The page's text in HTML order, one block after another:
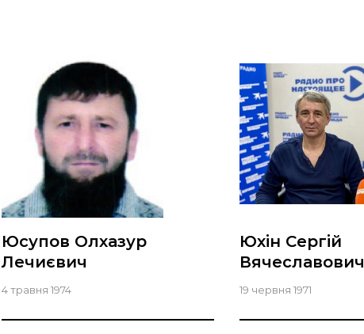
Юсупов Олхазур
Лечиєвич
4 травня 1974
Юхін Сергій
Вячеславович
19 червня 1971